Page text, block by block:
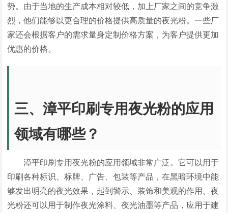
势。由于当地的生产成本相对较低，加上厂家之间的竞争激
烈，他们能够以更合理的价格提供高质量的夜光粉。一些厂
家还会根据客户的需求量身定制价格方案，为客户提供更加
优惠的价格。
三、漳平印刷专用夜光粉的应用
领域有哪些？
漳平印刷专用夜光粉的应用领域非常广泛。它可以用于
印刷各种标识、标牌、广告、包装等产品，在黑暗环境中能
够发出明亮的夜光效果，起到警示、装饰和美观的作用。夜
光粉还可以用于制作夜光涂料、夜光油墨等产品，应用于建